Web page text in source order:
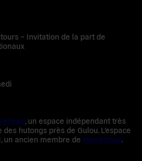
– Invitation de la part de
, un espace indépendant très
hutongs près de Gulou. L’espace
un ancien membre de HomeShop.